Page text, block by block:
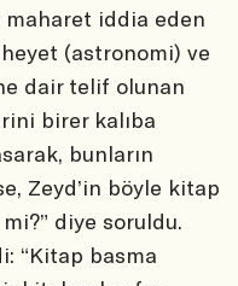
maharet iddia eden
(astronomi) ve
dair telif olunan
birer kalıba
bunların
Zeyd’in böyle kitap
diye soruldu.
“Kitap basma